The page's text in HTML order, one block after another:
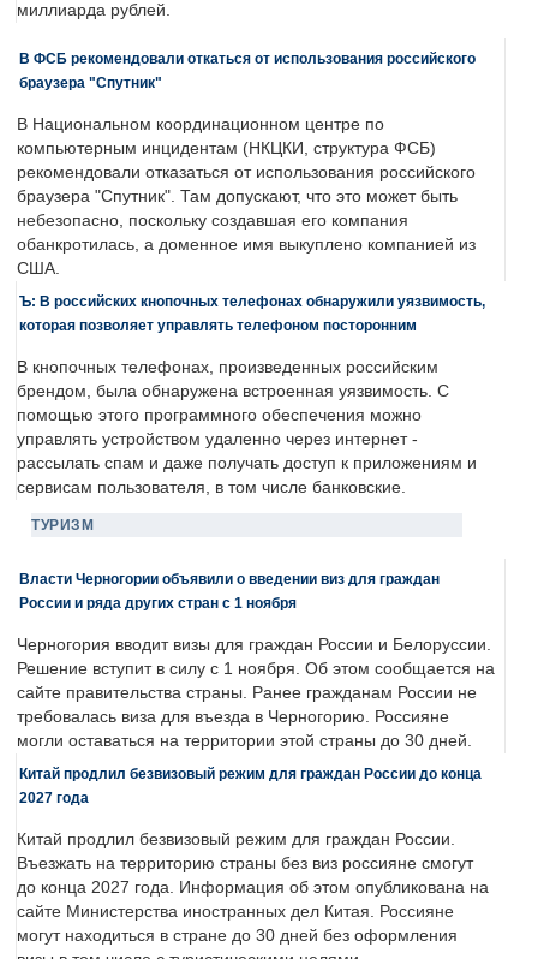
миллиарда рублей.
В ФСБ рекомендовали откаться от использования российского
браузера "Спутник"
В Национальном координационном центре по
компьютерным инцидентам (НКЦКИ, структура ФСБ)
рекомендовали отказаться от использования российского
браузера "Спутник". Там допускают, что это может быть
небезопасно, поскольку создавшая его компания
обанкротилась, а доменное имя выкуплено компанией из
США.
Ъ: В российских кнопочных телефонах обнаружили уязвимость,
которая позволяет управлять телефоном посторонним
В кнопочных телефонах, произведенных российским
брендом, была обнаружена встроенная уязвимость. С
помощью этого программного обеспечения можно
управлять устройством удаленно через интернет -
рассылать спам и даже получать доступ к приложениям и
сервисам пользователя, в том числе банковские.
ТУРИЗМ
Власти Черногории объявили о введении виз для граждан
России и ряда других стран с 1 ноября
Черногория вводит визы для граждан России и Белоруссии.
Решение вступит в силу с 1 ноября. Об этом сообщается на
сайте правительства страны. Ранее гражданам России не
требовалась виза для въезда в Черногорию. Россияне
могли оставаться на территории этой страны до 30 дней.
Китай продлил безвизовый режим для граждан России до конца
2027 года
Китай продлил безвизовый режим для граждан России.
Въезжать на территорию страны без виз россияне смогут
до конца 2027 года. Информация об этом опубликована на
сайте Министерства иностранных дел Китая. Россияне
могут находиться в стране до 30 дней без оформления